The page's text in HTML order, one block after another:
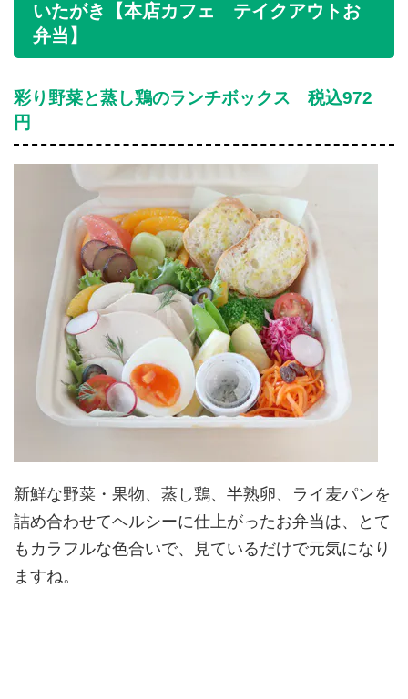
いたがき【本店カフェ テイクアウトお
弁当】
彩り野菜と蒸し鶏のランチボックス 税込972
円
新鮮な野菜・果物、蒸し鶏、半熟卵、ライ麦パンを
詰め合わせてヘルシーに仕上がったお弁当は、とて
もカラフルな色合いで、見ているだけで元気になり
ますね。